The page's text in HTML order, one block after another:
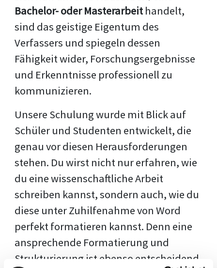
Bachelor- oder Masterarbeithandelt,
sind das geistige Eigentum des
Verfassers und spiegeln dessen
Fähigkeit wider, Forschungsergebnisse
und Erkenntnisse professionell zu
kommunizieren.
Unsere Schulung wurde mit Blick auf
Schüler und Studenten entwickelt, die
genau vor diesen Herausforderungen
stehen. Du wirst nicht nur erfahren, wie
du eine wissenschaftliche Arbeit
schreiben kannst, sondern auch, wie du
diese unter Zuhilfenahme von Word
perfekt formatieren kannst. Denn eine
ansprechende Formatierung und
Strukturierung ist ebenso entscheidend